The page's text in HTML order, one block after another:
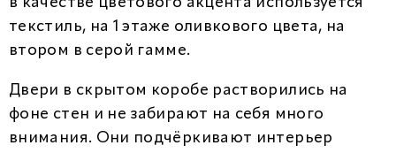
текстиль, на 1 этаже оливкового цвета, на
втором в серой гамме.
Двери в скрытом коробе растворились на
фоне стен и не забирают на себя много
внимания. Они подчёркивают интерьер